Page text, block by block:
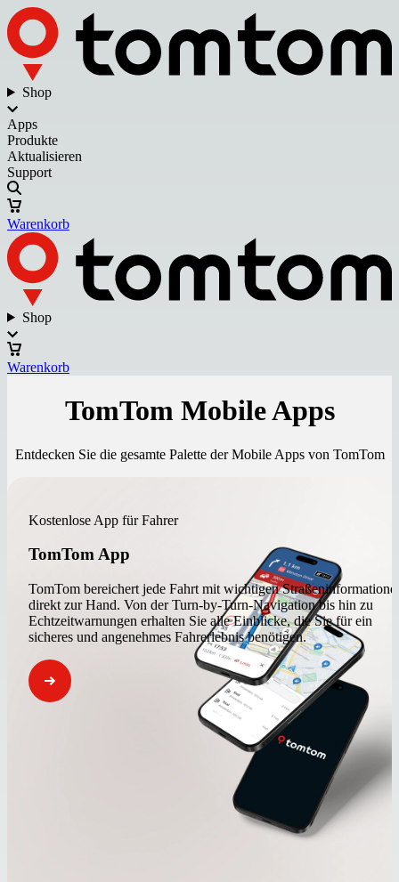
Shop
Apps
Produkte
Aktualisieren
Support
Warenkorb
Shop
Warenkorb
TomTom Mobile Apps
Entdecken Sie die gesamte Palette der Mobile Apps von TomTom
Kostenlose App für Fahrer
TomTom App
TomTom bereichert jede Fahrt mit wichtigen
direkt zur Hand. Von der Turn-by-Turn-Navigation bis hin zu
Echtzeitwarnungen erhalten Sie alle Einblicke, die Sie für ein
sicheres und angenehmes Fahrerlebnis benötigen.